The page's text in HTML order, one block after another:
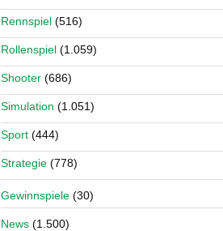
Rennspiel (516)
Rollenspiel (1.059)
Shooter (686)
Simulation (1.051)
Sport (444)
Strategie (778)
Gewinnspiele (30)
News (1.500)